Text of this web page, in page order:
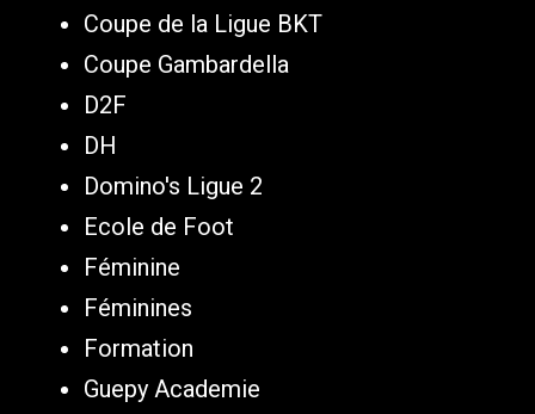
Coupe de la Ligue BKT
Coupe Gambardella
D2F
DH
Domino's Ligue 2
Ecole de Foot
Féminine
Féminines
Formation
Guepy Academie